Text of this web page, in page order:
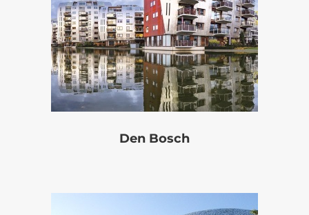
Den Bosch